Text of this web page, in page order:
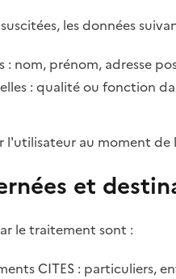
les données
: nom, prénom, adresse
: qualité ou fonction
l'utilisateur au moment
et
le traitement sont :
CITES : particuliers,